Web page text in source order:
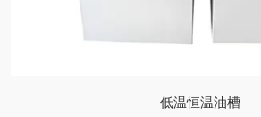
低温恒温油槽